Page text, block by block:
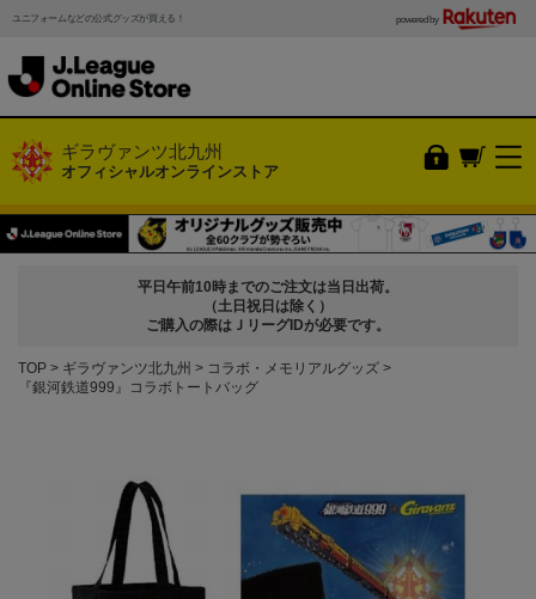
ユニフォームなどの公式グッズが買える！ powered by
ギラヴァンツ北九州
オフィシャルオンラインストア
平日午前10時までのご注文は当日出荷。
（土日祝日は除く）
ご購入の際はＪリーグIDが必要です。
TOP ギラヴァンツ北九州
コラボ・メモリアルグッズ
『銀河鉄道999』コラボトートバッグ